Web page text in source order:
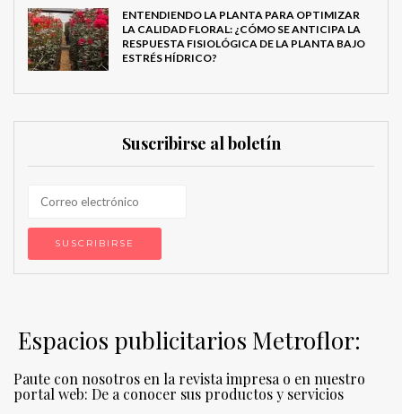
ENTENDIENDO LA PLANTA PARA OPTIMIZAR
LA CALIDAD FLORAL: ¿CÓMO SE ANTICIPA LA
RESPUESTA FISIOLÓGICA DE LA PLANTA BAJO
ESTRÉS HÍDRICO?
Suscribirse al boletín
Espacios publicitarios Metroflor:
Paute con nosotros en la revista impresa o en nuestro
portal web: De a conocer sus productos y servicios